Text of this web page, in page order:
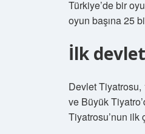
Türkiye’de bir
oyun başına 25
İlk
Devlet Tiyatrosu,
ve Büyük
Tiyatrosu’nun ilk